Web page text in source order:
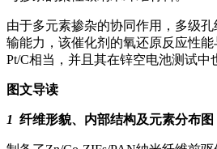
由于多元素掺杂的协同作用，多级
输能力，该催化剂的氧还原反应性能
Pt/C相当，并且其在锌空电池测试中
图文导读
1 纤维形貌、内部结构及元素分布图